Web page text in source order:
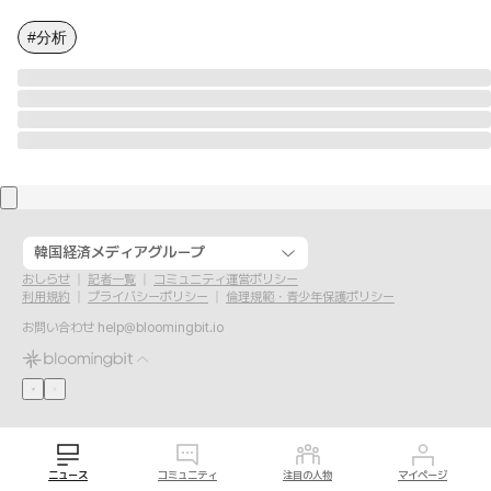
#分析
韓国経済メディアグループ
おしらせ 記者一覧
コミュニティ運営ポリシー
利用規約
プライバシーポリシー
倫理規範・青少年保護ポリシー
お問い合わせ help@bloomingbit.io
ニュース コミュニティ 注目の人物 マイページ